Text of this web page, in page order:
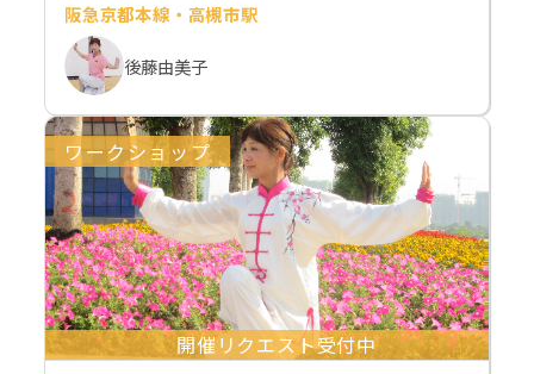
阪急京都本線・高槻市駅
後藤由美子
ワークショップ
開催リクエスト受付中